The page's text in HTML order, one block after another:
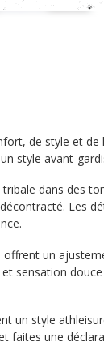
de style et
style avant-
dans des
Les
un
sensation
un style
faites une